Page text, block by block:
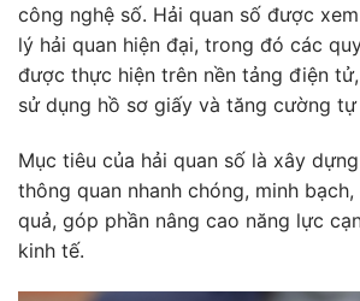
công nghệ số. Hải quan số được
lý hải quan hiện đại, trong đó các
được thực hiện trên nền tảng điện
sử dụng hồ sơ giấy và tăng cường
Mục tiêu của hải quan số là xây
thông quan nhanh chóng, minh
quả, góp phần nâng cao năng lực
kinh tế.